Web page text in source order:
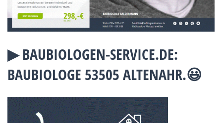
▶︎ BAUBIOLOGEN-SERVICE.DE:
BAUBIOLOGE 53505 ALTENAHR.😃